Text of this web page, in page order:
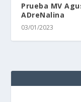
Prueba MV
ADreNalina
03/01/2023